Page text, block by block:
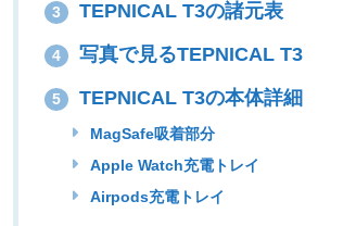
3 TEPNICAL T3の諸元表
4 写真で見るTEPNICAL T3
5 TEPNICAL T3の本体詳細
MagSafe吸着部分
Apple Watch充電トレイ
Airpods充電トレイ